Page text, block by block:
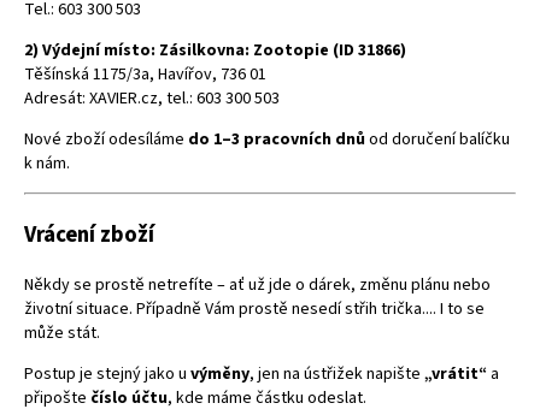
Tel.: 603 300 503
2) Výdejní místo: Zásilkovna: Zootopie (ID 31866)
Těšínská 1175/3a, Havířov, 736 01
Adresát: XAVIER.cz, tel.: 603 300 503
Nové zboží odesíláme do 1–3 pracovních dnůod doručení balíčku
k nám.
Vrácení zboží
Někdy se prostě netrefíte – ať už jde o dárek, změnu plánu nebo
životní situace. Případně Vám prostě nesedí střih trička.... I to se
může stát.
Postup je stejný jako u výměny, jen na ústřižek napište „vrátit“ a
připošte číslo účtu, kde máme částku odeslat.